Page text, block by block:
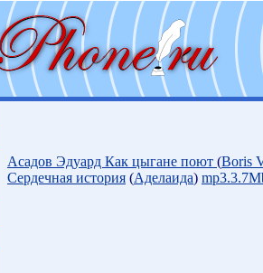
Асадов Эдуард Как цыгане поют (Boris
Сердечная история (Аделаида)